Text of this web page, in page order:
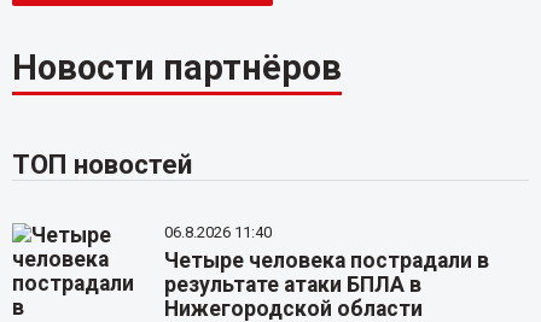
Новости партнёров
ТОП новостей
06.8.2026 11:40
Четыре человека пострадали в
результате атаки БПЛА в
Нижегородской области